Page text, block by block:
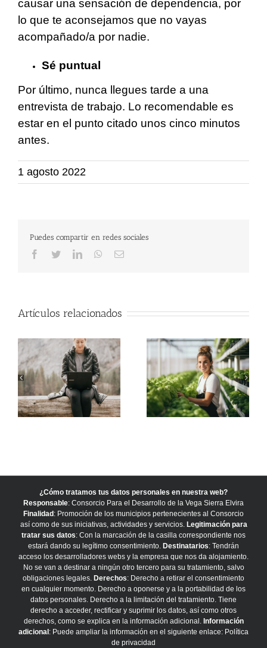
causar una sensación de dependencia, por
lo que te aconsejamos que no vayas
acompañado/a por nadie.
Sé puntual
Por último, nunca llegues tarde a una
entrevista de trabajo. Lo recomendable es
estar en el punto citado unos cinco minutos
antes.
1 agosto 2022
Puedes compartir en redes sociales
Facebook
TwitterLinkedInWhatsApp
Correo
Artículos relacionados
¿Cómo tratamos tus datos personales en nuestra web?
Responsable: Consorcio Para el Desarrollo de la Vega Sierra Elvira
Finalidad : Promoción de los municipios pertenecientes al Consorcio
así como de sus iniciativas, actividades y servicios. Legitimación para
tratar sus datos: Con la marcación de la casilla correspondiente nos
estará dando su legítimo consentimiento. Destinatarios: Tendrán
acceso los desarrolladores webs y la empresa que nos da alojamiento.
No se van a destinar a ningún otro tercero para su tratamiento, salvo
obligaciones legales. Derechos: Derecho a retirar el consentimiento
en cualquier momento. Derecho a oponerse y a la portabilidad de los
datos personales. Derecho a la limitación del tratamiento. Tiene
derecho a acceder, rectificar y suprimir los datos, así como otros
derechos, como se explica en la información adicional. Información
adicional : Puede ampliar la información en el siguiente enlace: Política
de privacidad